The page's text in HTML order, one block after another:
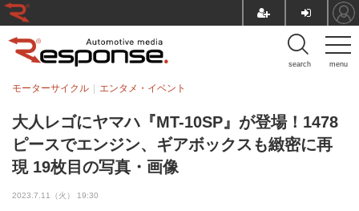
menu
search
大人レゴにヤマハ『MT-10SP』が登場！1478
ピースでエンジン、ギアボックスも緻密に再
現 19枚目の写真・画像
モーターサイクル エンタメ・イベント
2023.7.11（火） 19:30